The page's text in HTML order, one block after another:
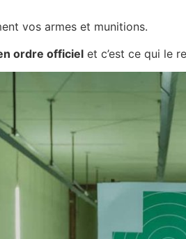
vos armes et munitions.
ordre officiel et c’est ce qui le